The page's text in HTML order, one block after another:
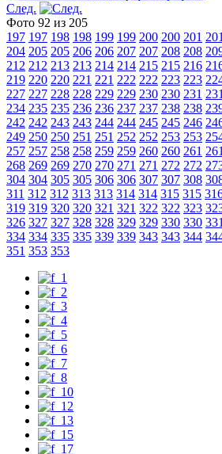
След.
Фото 92 из 205
197 197 198 198 199 199 200 200 201 201
204 205 205 206 206 207 207 208 208
212 212 213 213 214 214 215 215 216
219 220 220 221 221 222 222 223 223
227 227 228 228 229 229 230 230 231 231
234 235 235 236 236 237 237 238 238
242 242 243 243 244 244 245 245 246
249 250 250 251 251 252 252 253 253
257 257 258 258 259 259 260 260 261 261
268 269 269 270 270 271 271 272 272
304 304 305 305 306 306 307 307 308
311 312 312 313 313 314 314 315 315
319 319 320 320 321 321 322 322 323
326 327 327 328 328 329 329 330 330 331
334 334 335 335 339 339 343 343 344
351 353 353